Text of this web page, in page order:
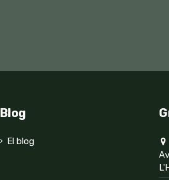
Blog
El blog